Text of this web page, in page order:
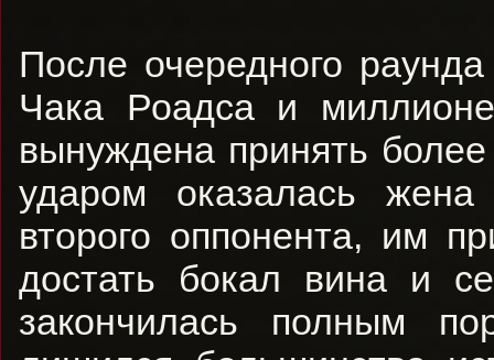
После очередного
Чака Роадса и
вынуждена принять
ударом оказалась
второго оппонента, им
достать бокал вина и
закончилась полным